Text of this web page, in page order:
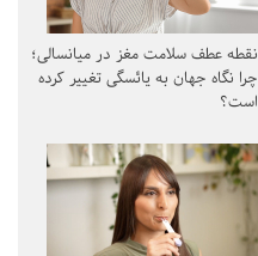
نقطه عطف سلامت مغز در میانسالی؛
چرا نگاه جهان به یائسگی تغییر کرده
است؟